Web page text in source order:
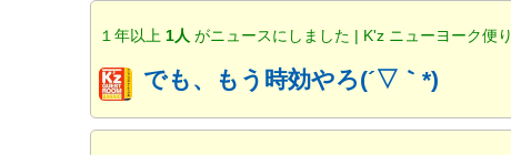
１年以上1人がニュースにしました | K'z ニューヨーク便り
でも、もう時効やろ(´▽｀*)